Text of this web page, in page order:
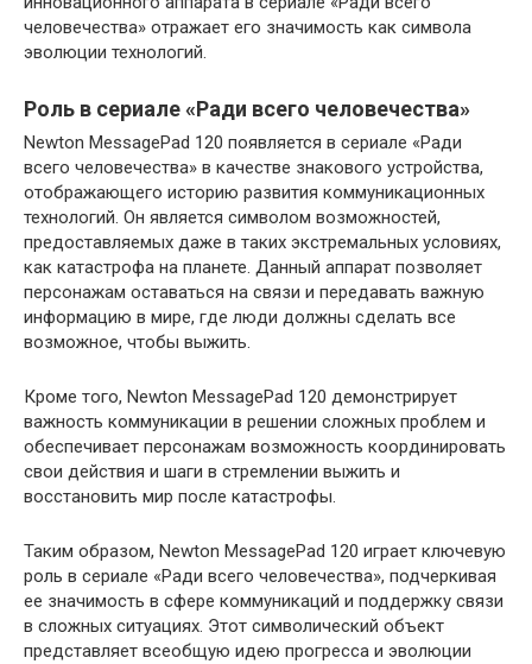
человечества» отражает его значимость как символа
эволюции технологий.
Роль в сериале «Ради всего человечества»
Newton MessagePad 120 появляется в сериале «Ради
всего человечества» в качестве знакового устройства,
отображающего историю развития коммуникационных
технологий. Он является символом возможностей,
предоставляемых даже в таких экстремальных условиях,
как катастрофа на планете. Данный аппарат позволяет
персонажам оставаться на связи и передавать важную
информацию в мире, где люди должны сделать все
возможное, чтобы выжить.
Кроме того, Newton MessagePad 120 демонстрирует
важность коммуникации в решении сложных проблем и
обеспечивает персонажам возможность координировать
свои действия и шаги в стремлении выжить и
восстановить мир после катастрофы.
Таким образом, Newton MessagePad 120 играет ключевую
роль в сериале «Ради всего человечества», подчеркивая
ее значимость в сфере коммуникаций и поддержку связи
в сложных ситуациях. Этот символический объект
представляет всеобщую идею прогресса и эволюции